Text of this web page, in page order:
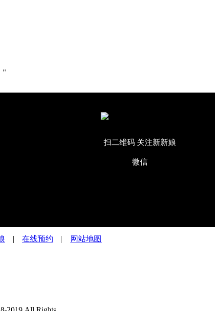
"
扫二维码 关注新新娘
微信
| 在线预约 | 网站地图